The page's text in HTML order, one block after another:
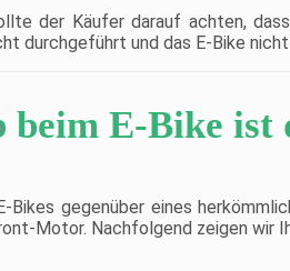
unter
TOP-
Tektro
der Käufer darauf achten,
durchgeführt und das E-Bike
E-Bike ist
gegenüber eines
Motor. Nachfolgend zeigen wir